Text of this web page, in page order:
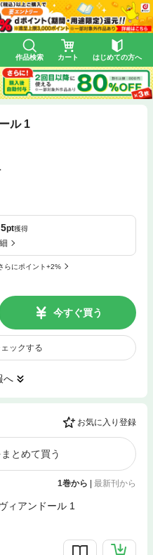
作品検索 カート はじめての方へ
ル 1
5pt獲得
らにポイント+2%
今すぐ買う
ックする
へ
お気に入り登録
とめて買う
1巻から 最新刊から
ィアンドール 1